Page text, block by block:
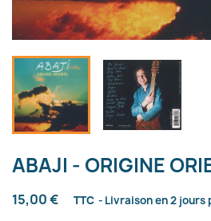
ABAJI - ORIGINE
15,00 € TTC Livraison en 2 jours